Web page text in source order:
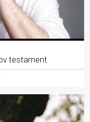
testament